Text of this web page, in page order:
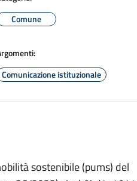
Comune
Comunicazione istituzionale
sostenibile (pums) del